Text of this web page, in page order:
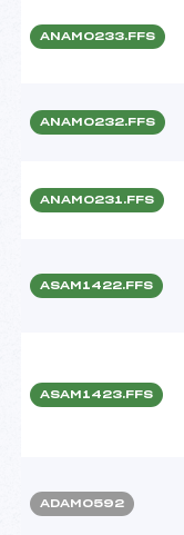
ANAM0233.FFS
ANAM0232.FFS
ANAM0231.FFS
ASAM1422.FFS
ASAM1423.FFS
ADAM0592